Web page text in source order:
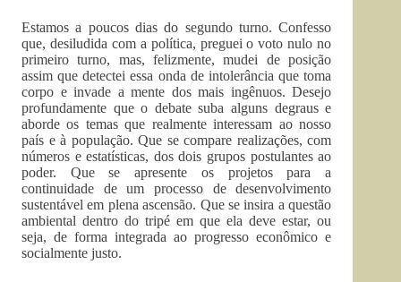
Estamos a poucos dias do segundo turno. Confesso
que, desiludida com a política, preguei o voto nulo no
primeiro turno, mas, felizmente, mudei de posição
assim que detectei essa onda de intolerância que toma
corpo e invade a mente dos mais ingênuos. Desejo
profundamente que o debate suba alguns degraus e
aborde os temas que realmente interessam ao nosso
país e à população. Que se compare realizações, com
números e estatísticas, dos dois grupos postulantes ao
poder. Que se apresente os projetos para a
continuidade de um processo de desenvolvimento
sustentável em plena ascensão. Que se insira a questão
ambiental dentro do tripé em que ela deve estar, ou
seja, de forma integrada ao progresso econômico e
socialmente justo.